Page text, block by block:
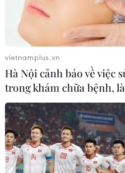
vietnamplus.vn
Hà Nội cảnh báo về việc
trong khám chữa bệnh,